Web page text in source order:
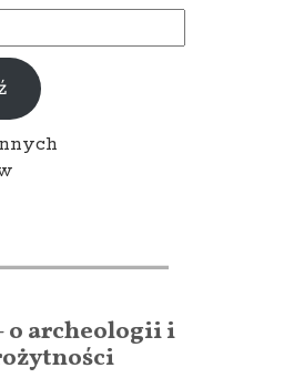
o archeologii i